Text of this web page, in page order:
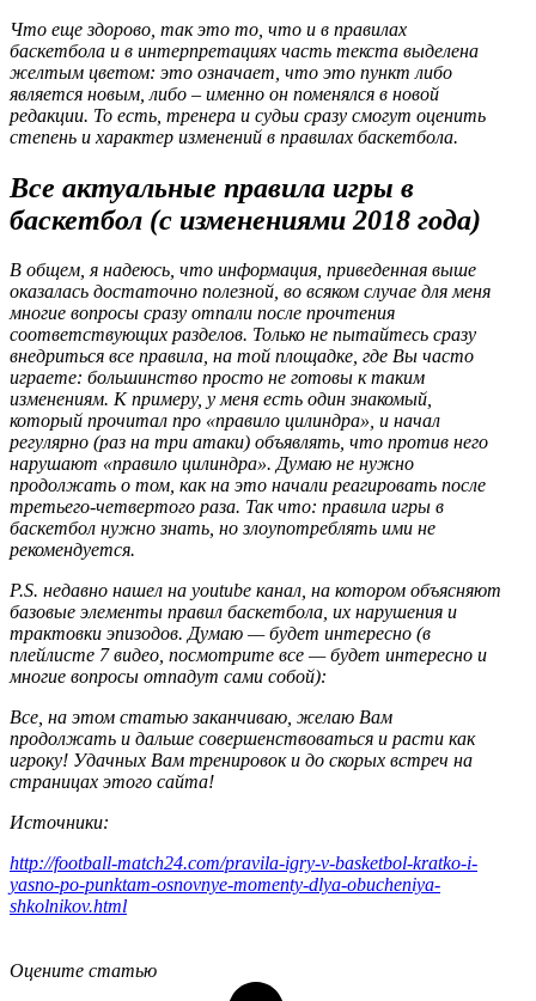
Что еще здорово, так это то, что и в правилах
баскетбола и в интерпретациях часть текста выделена
желтым цветом: это означает, что это пункт либо
является новым, либо – именно он поменялся в новой
редакции. То есть, тренера и судьи сразу смогут оценить
степень и характер изменений в правилах баскетбола.
Все актуальные правила игры в
баскетбол (с изменениями 2018 года)
В общем, я надеюсь, что информация, приведенная выше
оказалась достаточно полезной, во всяком случае для меня
многие вопросы сразу отпали после прочтения
соответствующих разделов. Только не пытайтесь сразу
внедриться все правила, на той площадке, где Вы часто
играете: большинство просто не готовы к таким
изменениям. К примеру, у меня есть один знакомый,
который прочитал про «правило цилиндра», и начал
регулярно (раз на три атаки) объявлять, что против него
нарушают «правило цилиндра». Думаю не нужно
продолжать о том, как на это начали реагировать после
третьего-четвертого раза. Так что: правила игры в
баскетбол нужно знать, но злоупотреблять ими не
рекомендуется.
P.S. недавно нашел на youtube канал, на котором объясняют
базовые элементы правил баскетбола, их нарушения и
трактовки эпизодов. Думаю — будет интересно (в
плейлисте 7 видео, посмотрите все — будет интересно и
многие вопросы отпадут сами собой):
Все, на этом статью заканчиваю, желаю Вам
продолжать и дальше совершенствоваться и расти как
игроку! Удачных Вам тренировок и до скорых встреч на
страницах этого сайта!
Источники:
http://football-match24.com/pravila-igry-v-basketbol-kratko-i-
yasno-po-punktam-osnovnye-momenty-dlya-obucheniya-
shkolnikov.html
Оцените статью